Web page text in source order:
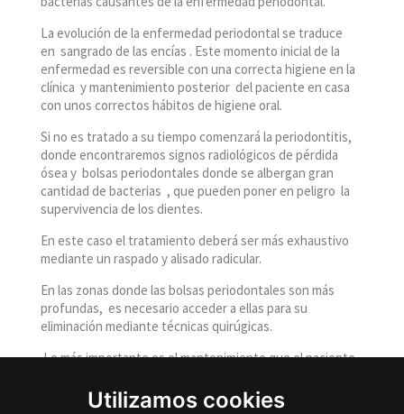
Utilizamos cookies
La evolución de la enfermedad periodontal se traduce
en sangrado de las encías . Este momento inicial de la
enfermedad es reversible con una correcta higiene en la
clínica y mantenimiento posterior del paciente en casa
con unos correctos hábitos de higiene oral.
Si no es tratado a su tiempo comenzará la periodontitis,
donde encontraremos signos radiológicos de pérdida
ósea y bolsas periodontales donde se albergan gran
cantidad de bacterias , que pueden poner en peligro la
supervivencia de los dientes.
En este caso el tratamiento deberá ser más exhaustivo
mediante un raspado y alisado radicular.
En las zonas donde las bolsas periodontales son más
profundas, es necesario acceder a ellas para su
eliminación mediante técnicas quirúgicas.
Lo más importante es el mantenimiento que el paciente
higiene y las revisiones periódicas en el dentista.